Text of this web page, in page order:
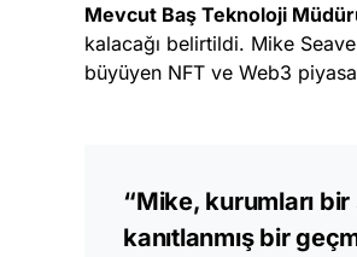
Mevcut Baş Teknoloji
kalacağı belirtildi. Mike
büyüyen NFT ve Web3
“Mike, kurumları
kanıtlanmış bir